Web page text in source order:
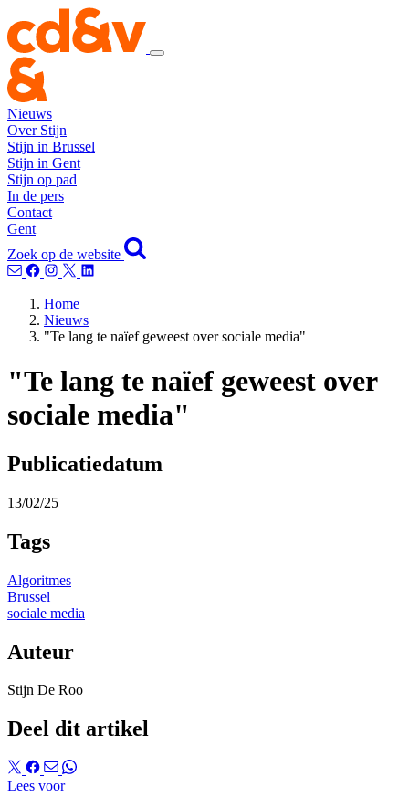
Nieuws
Over Stijn
Stijn in Brussel
Stijn in Gent
Stijn op pad
In de pers
Contact
Gent
Zoek op de website
Home
Nieuws
"Te lang te naïef geweest over sociale media"
"Te lang te naïef geweest over
sociale media"
Publicatiedatum
13/02/25
Tags
Algoritmes
Brussel
sociale media
Auteur
Stijn De Roo
Deel dit artikel
Lees voor